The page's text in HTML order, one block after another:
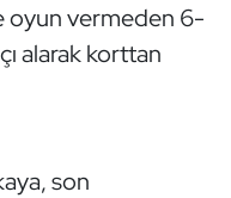
oyun vermeden 6-
alarak korttan
son